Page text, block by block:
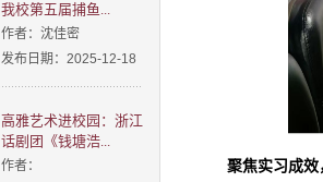
我校第五届捕鱼...
作者：沈佳密
发布日期：2025-12-18
高雅艺术进校园：浙江
话剧团《钱塘浩...
作者：
聚焦实习成